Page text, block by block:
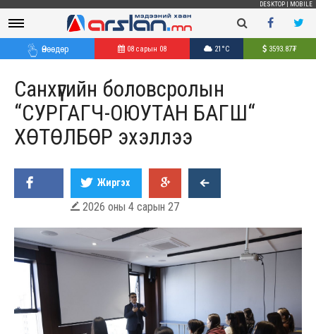
DESKTOP MOBILE
Өнөөдөр 08 сарын 08 21°C 3593.87₮
Санхүүгийн боловсролын
“CУРГАГЧ-ОЮУТАН БАГШ“
ХӨТӨЛБӨР эхэллээ
Жиргэх
 2026 оны 4 сарын 27